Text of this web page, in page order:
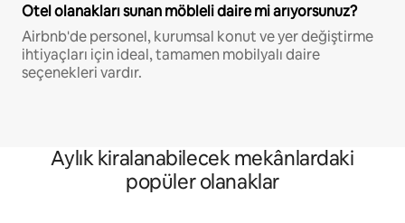
Otel olanakları sunan möbleli daire mi arıyorsunuz?
Airbnb'de personel, kurumsal konut ve yer değiştirme
ihtiyaçları için ideal, tamamen mobilyalı daire
seçenekleri vardır.
Aylık kiralanabilecek mekânlardaki
popüler olanaklar